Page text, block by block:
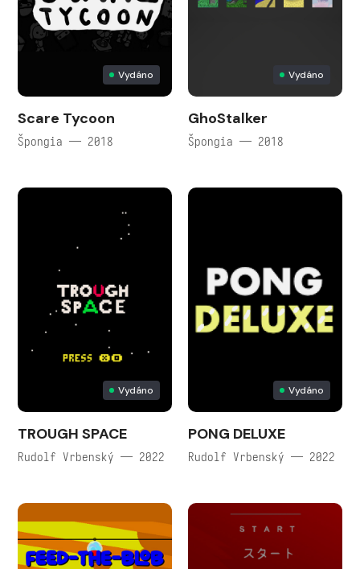
Vydáno
Scare Tycoon
Špongia — 2018
Vydáno
GhoStalker
Špongia — 2018
Vydáno
TROUGH SPACE
Rudolf Vrbenský — 2022
Vydáno
PONG DELUXE
Rudolf Vrbenský — 2022